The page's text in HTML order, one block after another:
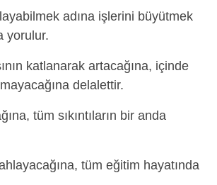
adına işlerini büyütmek
yorulur.
katlanarak artacağına, içinde
delalettir.
tüm sıkıntıların bir anda
tüm eğitim hayatında